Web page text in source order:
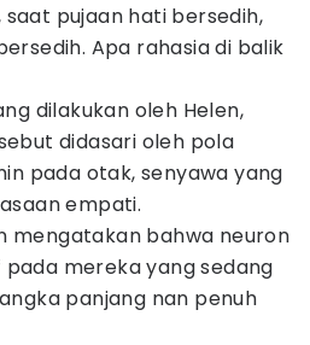
saat pujaan hati bersedih,
Apa rahasia di balik
dilakukan oleh Helen,
didasari oleh pola
pada otak, senyawa yang
empati.
mengatakan bahwa neuron
mereka yang sedang
panjang nan penuh